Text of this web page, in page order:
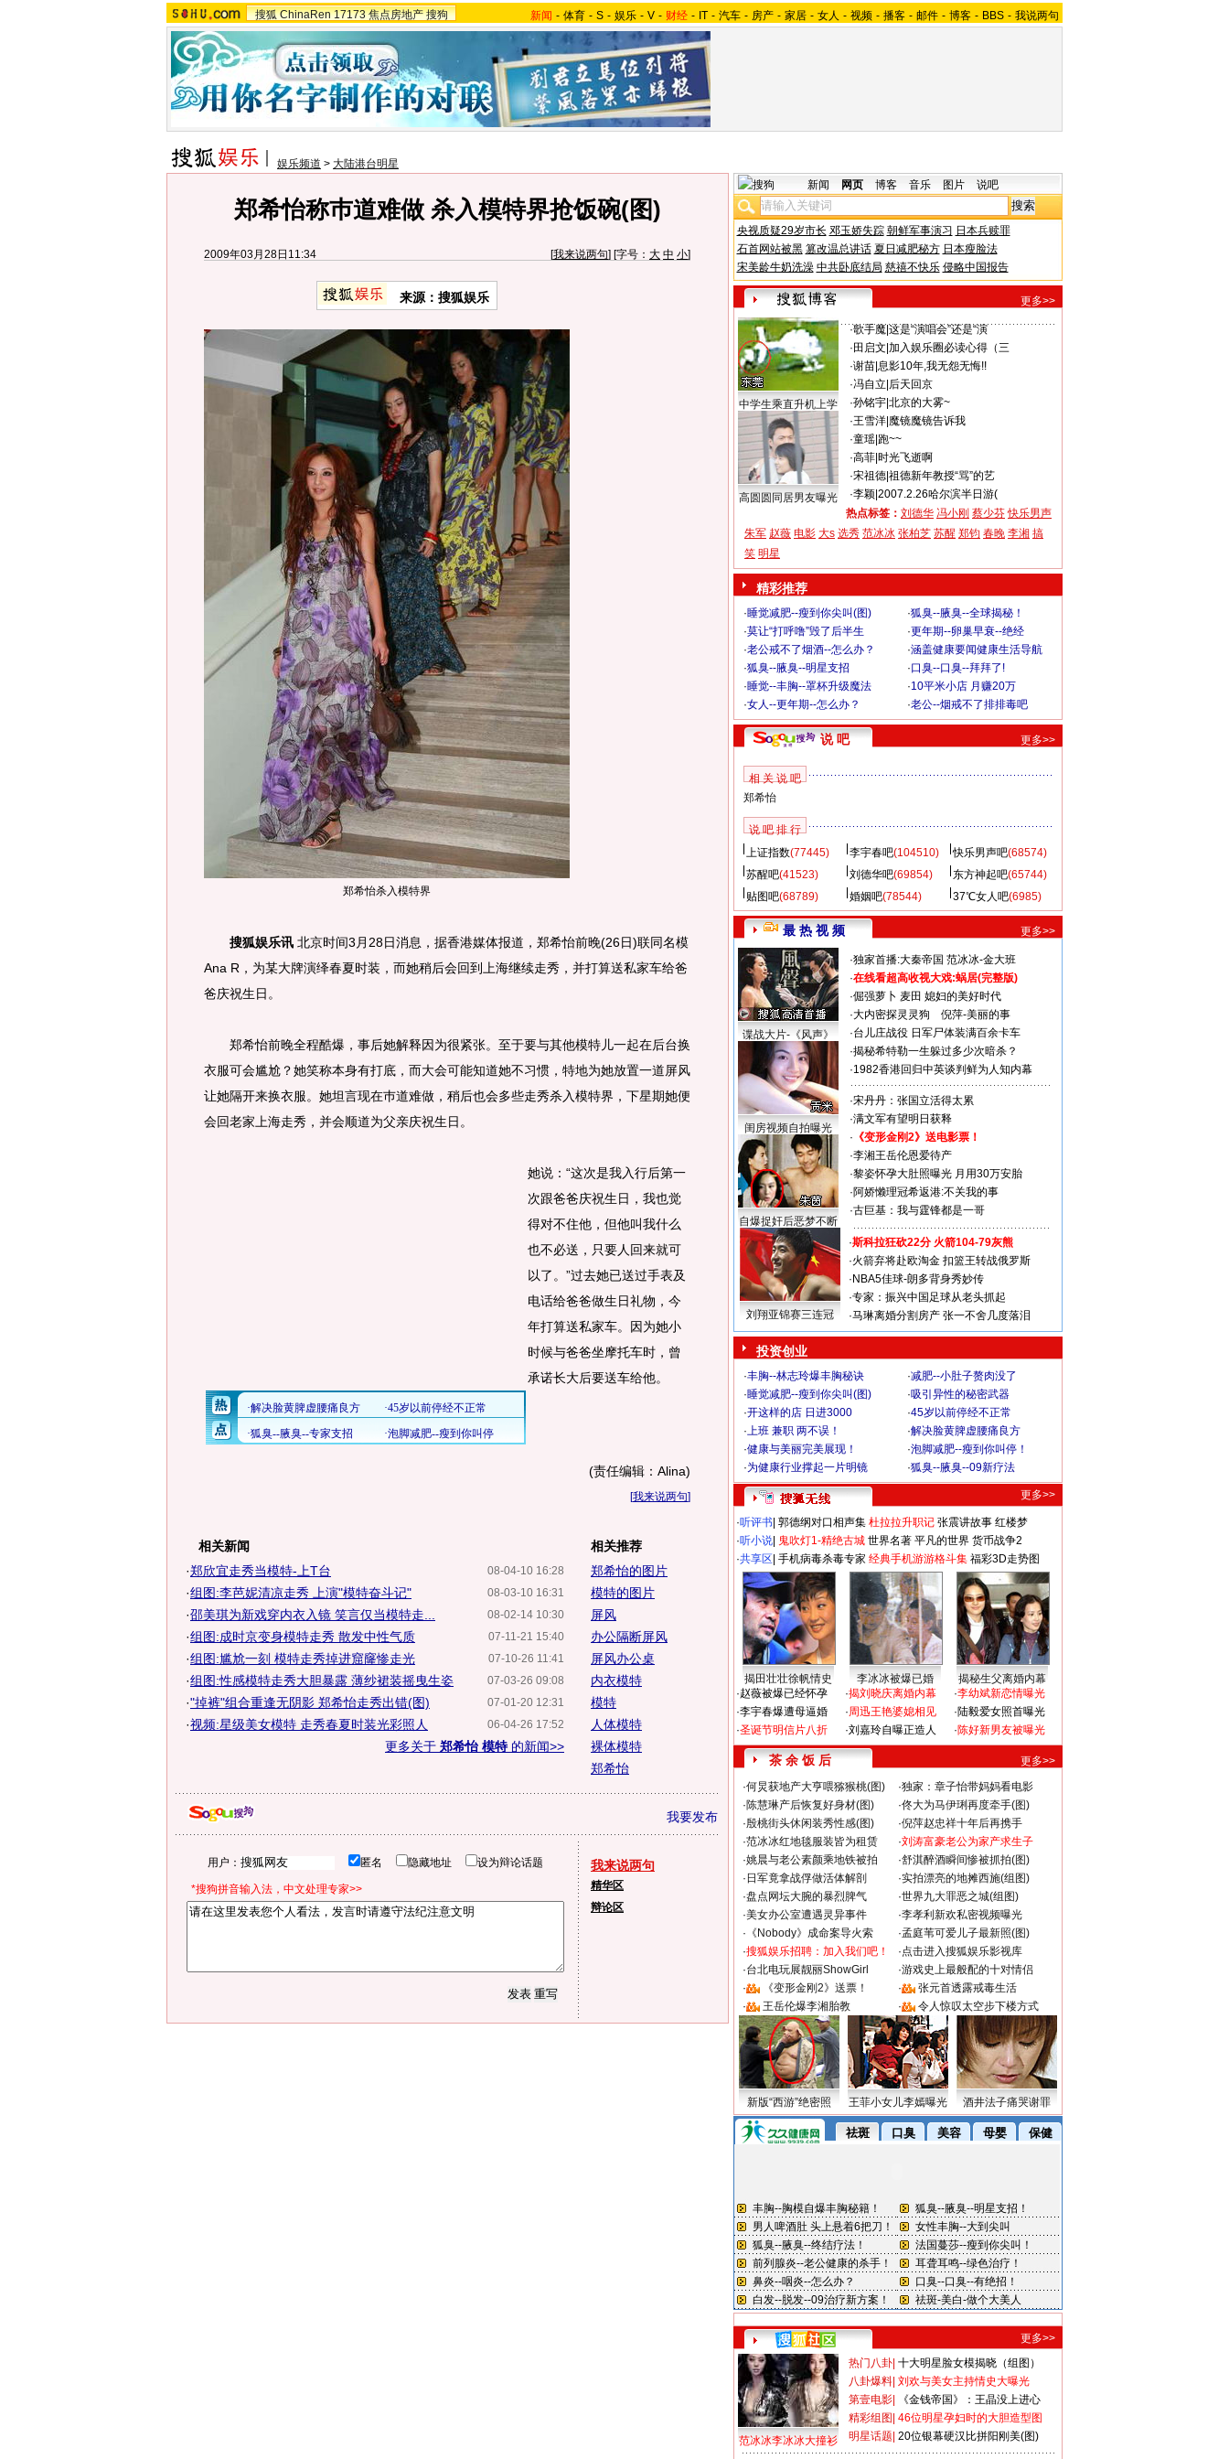
搜狐 ChinaRen 17173 焦点房地产 搜狗 新闻 - 体育 - S - 娱乐 - V - 财经 - IT - 汽车 - 房产 - 家居 - 女人 - 视频 - 播客 - 邮件 - 博客 - BBS - 我说两句
娱乐频道 > 大陆港台明星
郑希怡称巿道难做 杀入模特界抢饭碗(图)
2009年03月28日11:34 [我来说两句] [字号： 大 中 小]
来源：搜狐娱乐
郑希怡杀入模特界
搜狐娱乐讯 北京时间3月28日消息，据香港媒体报道，郑希怡前晚(26日)联同名模
Ana R，为某大牌演绎春夏时装，而她稍后会回到上海继续走秀，并打算送私家车给爸
爸庆祝生日。
郑希怡前晚全程酷爆，事后她解释因为很紧张。至于要与其他模特儿一起在后台换
衣服可会尴尬？她笑称本身有打底，而大会可能知道她不习惯，特地为她放置一道屏风
让她隔开来换衣服。她坦言现在巿道难做，稍后也会多些走秀杀入模特界，下星期她便
会回老家上海走秀，并会顺道为父亲庆祝生日。
她说：“这次是我入行后第一
次跟爸爸庆祝生日，我也觉
得对不住他，但他叫我什么
也不必送，只要人回来就可
以了。”过去她已送过手表及
电话给爸爸做生日礼物，今
年打算送私家车。因为她小
时候与爸爸坐摩托车时，曾
承诺长大后要送车给他。
(责任编辑：Alina)
[我来说两句]
相关新闻
08-04-10 16:28
·郑欣宜走秀当模特-上T台
08-03-10 16:31
·组图:李芭妮清凉走秀 上演"模特奋斗记"
08-02-14 10:30
·邵美琪为新戏穿内衣入镜 笑言仅当模特走...
07-11-21 15:40
·组图:成时京变身模特走秀 散发中性气质
07-10-26 11:41
·组图:尴尬一刻 模特走秀掉进窟窿惨走光
07-03-26 09:08
·组图:性感模特走秀大胆暴露 薄纱裙装摇曳生姿
07-01-20 12:31
·"掉裤"组合重逢无阴影 郑希怡走秀出错(图)
06-04-26 17:52
·视频:星级美女模特 走秀春夏时装光彩照人
更多关于 郑希怡 模特的新闻>>
相关推荐
郑希怡的图片
模特的图片
屏风
办公隔断屏风
屏风办公桌
内衣模特
模特
人体模特
裸体模特
郑希怡
我要发布
用户： 匿名 隐藏地址 设为辩论话题
*搜狗拼音输入法，中文处理专家>>
我来说两句
精华区
辩论区
新闻 网页 博客 音乐 图片 说吧
央视质疑29岁市长 邓玉娇失踪 朝鲜军事演习 日本兵赎罪
石首网站被黑 篡改温总讲话 夏日减肥秘方 日本瘦脸法
宋美龄牛奶洗澡 中共卧底结局 慈禧不快乐 侵略中国报告
更多>>
中学生乘直升机上学
高圆圆同居男友曝光
·歌手魔| 这是“演唱会”还是“演
· 田启文 加入娱乐圈必读心得（三
·谢苗| 息影10年,我无怨无悔!!
·冯自立 后天回京
·孙铭宇| 北京的大雾~
·王雪洋| 魔镜魔镜告诉我
·童瑶| 跑~~
·高菲| 时光飞逝啊
·宋祖德| 祖德新年教授“骂”的艺
·李颖| 2007.2.26哈尔滨半日游(
热点标签： 刘德华 冯小刚 蔡少芬 快乐男声
朱军 赵薇 电影 大s 选秀 范冰冰 张柏芝 苏醒 郑钧 春晚 李湘 搞
笑 明星
精彩推荐
·睡觉减肥--瘦到你尖叫(图) ·狐臭--腋臭--全球揭秘！
·莫让“打呼噜”毁了后半生 ·更年期--卵巢早衰--绝经
·老公戒不了烟酒--怎么办？ ·涵盖健康要闻健康生活导航
·狐臭--腋臭--明星支招 ·口臭--口臭--拜拜了!
·睡觉--丰胸--罩杯升级魔法 ·10平米小店 月赚20万
·女人--更年期--怎么办？ ·老公--烟戒不了排排毒吧
说 吧 更多>>
相 关 说 吧
郑希怡
说 吧 排 行
上证指数(77445) 李宇春吧(104510) 快乐男声吧(68574)
苏醒吧(41523) 刘德华吧(69854) 东方神起吧(65744)
贴图吧(68789) 婚姻吧(78544) 37℃女人吧(6985)
最 热 视 频 更多>>
谍战大片-《风声》
闺房视频自拍曝光
自爆捉奸后恶梦不断
·独家首播:大秦帝国 范冰冰-金大班
·在线看超高收视大戏:蜗居(完整版)
·倔强萝卜 麦田 媳妇的美好时代
·大内密探灵灵狗
倪萍-美丽的事
·台儿庄战役 日军尸体装满百余卡车
·揭秘希特勒一生躲过多少次暗杀？
·1982香港回归中英谈判鲜为人知内幕
·宋丹丹：张国立活得太累
·满文军有望明日获释
· 《变形金刚2》送电影票！
·李湘王岳伦恩爱待产
·黎姿怀孕大肚照曝光 月用30万安胎
·阿娇懒理冠希返港:不关我的事
·古巨基：我与霆锋都是一哥
刘翔亚锦赛三连冠
·斯科拉狂砍22分 火箭104-79灰熊
·火箭弃将赴欧淘金 扣篮王转战俄罗斯
· NBA5佳球-朗多背身秀妙传
·专家：振兴中国足球从老头抓起
·马琳离婚分割房产 张一不舍几度落泪
投资创业
·丰胸--林志玲爆丰胸秘诀 ·减肥--小肚子赘肉没了
·睡觉减肥--瘦到你尖叫(图) ·吸引异性的秘密武器
·开这样的店 日进3000 ·45岁以前停经不正常
·上班 兼职 两不误！ ·解决脸黄脾虚腰痛良方
·健康与美丽完美展现！ ·泡脚减肥--瘦到你叫停！
·为健康行业撑起一片明镜 ·狐臭--腋臭--09新疗法
更多>>
·听评书 郭德纲对口相声集 杜拉拉升职记 张震讲故事 红楼梦
·听小说 鬼吹灯1-精绝古城 世界名著 平凡的世界 货币战争2
·共享区 手机病毒杀毒专家 经典手机游游格斗集 福彩3D走势图
揭田壮壮徐帆情史 李冰冰被爆已婚
揭秘生父离婚内幕
·赵薇被爆已经怀孕
·李宇春爆遭母逼婚
·圣诞节明信片八折
·揭刘晓庆离婚内幕
·周迅王艳婆媳相见
·刘嘉玲自曝正造人
·李幼斌新恋情曝光
·陆毅爱女照首曝光
·陈好新男友被曝光
茶 余 饭 后
更多>>
·何炅获地产大亨喂猕猴桃(图) ·独家：章子怡带妈妈看电影
·陈慧琳产后恢复好身材(图) ·佟大为马伊琍再度牵手(图)
·殷桃街头休闲装秀性感(图) ·倪萍赵忠祥十年后再携手
·范冰冰红地毯服装皆为租赁 ·刘涛富豪老公为家产求生子
·姚晨与老公素颜乘地铁被拍 ·舒淇醉酒瞬间惨被抓拍(图)
· 日军竟拿战俘做活体解剖 ·实拍漂亮的地摊西施(组图)
·盘点网坛大腕的暴烈脾气 ·世界九大罪恶之城(组图)
·美女办公室遭遇灵异事件 ·李孝利新欢私密视频曝光
· 《Nobody》成命案导火索 ·孟庭苇可爱儿子最新照(图)
·搜狐娱乐招聘：加入我们吧！ ·点击进入搜狐娱乐影视库
·台北电玩展靓丽ShowGirl ·游戏史上最般配的十对情侣
·
《变形金刚2》送票！ ·
张元首透露戒毒生活
·
王岳伦爆李湘胎教 · 令人惊叹太空步下楼方式
新版“西游”绝密照 王菲小女儿李嫣曝光 酒井法子痛哭谢罪
更多>>
范冰冰李冰冰大撞衫
热门八卦 十大明星脸女模揭晓（组图）
八卦爆料 刘欢与美女主持情史大曝光
第壹电影
《金钱帝国》：王晶没上进心
精彩组图 46位明星孕妇时的大胆造型图
明星话题 20位银幕硬汉比拼阳刚美(图)